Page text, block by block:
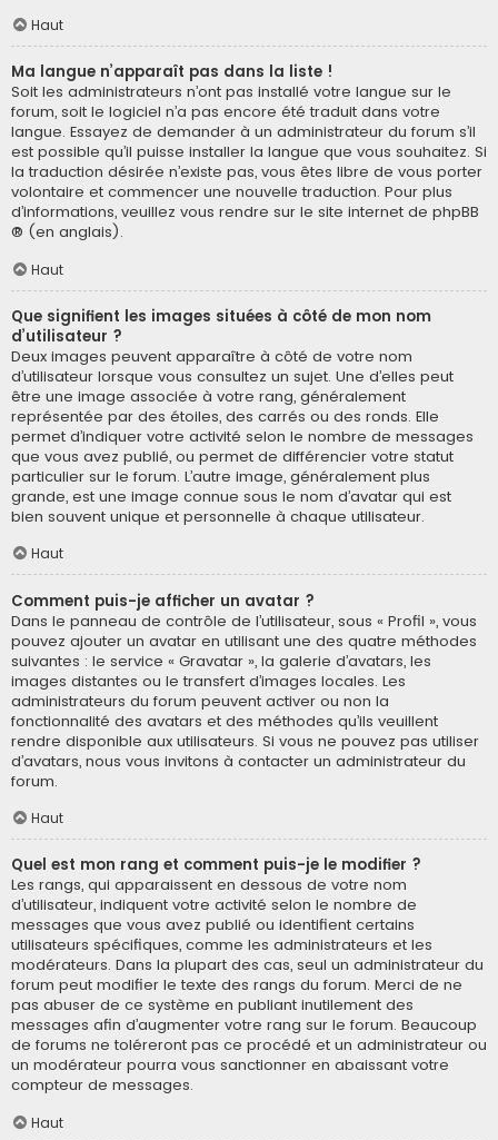
Haut
Ma langue n’apparaît pas dans la liste !
Soit les administrateurs n’ont pas installé votre langue sur le
forum, soit le logiciel n’a pas encore été traduit dans votre
langue. Essayez de demander à un administrateur du forum s’il
est possible qu’il puisse installer la langue que vous souhaitez. Si
la traduction désirée n’existe pas, vous êtes libre de vous porter
volontaire et commencer une nouvelle traduction. Pour plus
d’informations, veuillez vous rendre sur le site internet de phpBB
® (en anglais).
Haut
Que signifient les images situées à côté de mon nom
d’utilisateur ?
Deux images peuvent apparaître à côté de votre nom
d’utilisateur lorsque vous consultez un sujet. Une d’elles peut
être une image associée à votre rang, généralement
représentée par des étoiles, des carrés ou des ronds. Elle
permet d’indiquer votre activité selon le nombre de messages
que vous avez publié, ou permet de différencier votre statut
particulier sur le forum. L’autre image, généralement plus
grande, est une image connue sous le nom d’avatar qui est
bien souvent unique et personnelle à chaque utilisateur.
Haut
Comment puis-je afficher un avatar ?
Dans le panneau de contrôle de l’utilisateur, sous « Profil », vous
pouvez ajouter un avatar en utilisant une des quatre méthodes
suivantes : le service « Gravatar », la galerie d’avatars, les
images distantes ou le transfert d’images locales. Les
administrateurs du forum peuvent activer ou non la
fonctionnalité des avatars et des méthodes qu’ils veuillent
rendre disponible aux utilisateurs. Si vous ne pouvez pas utiliser
d’avatars, nous vous invitons à contacter un administrateur du
forum.
Haut
Quel est mon rang et comment puis-je le modifier ?
Les rangs, qui apparaissent en dessous de votre nom
d’utilisateur, indiquent votre activité selon le nombre de
messages que vous avez publié ou identifient certains
utilisateurs spécifiques, comme les administrateurs et les
modérateurs. Dans la plupart des cas, seul un administrateur du
forum peut modifier le texte des rangs du forum. Merci de ne
pas abuser de ce système en publiant inutilement des
messages afin d’augmenter votre rang sur le forum. Beaucoup
de forums ne toléreront pas ce procédé et un administrateur ou
un modérateur pourra vous sanctionner en abaissant votre
compteur de messages.
Haut